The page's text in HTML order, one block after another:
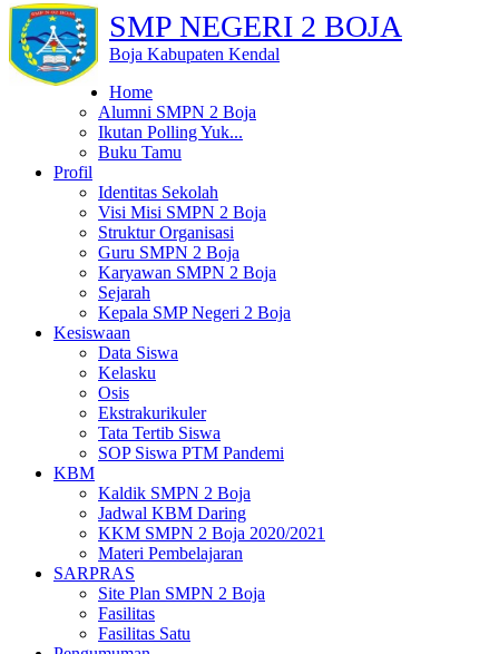
SMP NEGERI 2 BOJA
Boja Kabupaten Kendal
Home
Alumni SMPN 2 Boja
Ikutan Polling Yuk...
Buku Tamu
Profil
Identitas Sekolah
Visi Misi SMPN 2 Boja
Struktur Organisasi
Guru SMPN 2 Boja
Karyawan SMPN 2 Boja
Sejarah
Kepala SMP Negeri 2 Boja
Kesiswaan
Data Siswa
Kelasku
Osis
Ekstrakurikuler
Tata Tertib Siswa
SOP Siswa PTM Pandemi
KBM
Kaldik SMPN 2 Boja
Jadwal KBM Daring
KKM SMPN 2 Boja 2020/2021
Materi Pembelajaran
SARPRAS
Site Plan SMPN 2 Boja
Fasilitas
Fasilitas Satu